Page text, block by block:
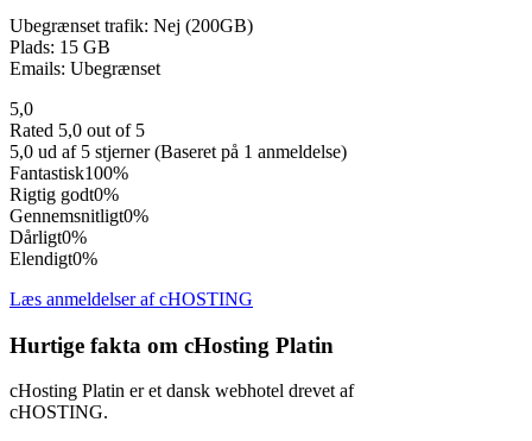
Ubegrænset trafik: Nej (200GB)
Plads: 15 GB
Emails: Ubegrænset
5,0
Rated 5,0 out of 5
5,0 ud af 5 stjerner (Baseret på 1 anmeldelse)
Fantastisk100%
Rigtig godt0%
Gennemsnitligt0%
Dårligt0%
Elendigt0%
Læs anmeldelser af cHOSTING
Hurtige fakta om cHosting Platin
cHosting Platin er et dansk webhotel drevet af
cHOSTING.